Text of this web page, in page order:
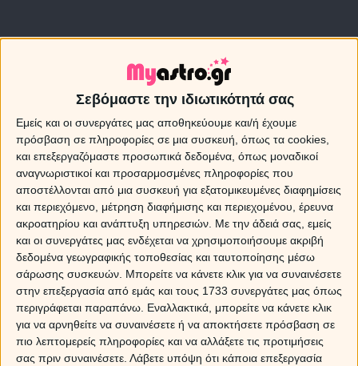
Σεβόμαστε την ιδιωτικότητά σας
Εμείς και οι συνεργάτες μας αποθηκεύουμε και/ή έχουμε
πρόσβαση σε πληροφορίες σε μια συσκευή, όπως τα cookies,
και επεξεργαζόμαστε προσωπικά δεδομένα, όπως μοναδικοί
αναγνωριστικοί και προσαρμοσμένες πληροφορίες που
αποστέλλονται από μια συσκευή για εξατομικευμένες διαφημίσεις
και περιεχόμενο, μέτρηση διαφήμισης και περιεχομένου, έρευνα
ακροατηρίου και ανάπτυξη υπηρεσιών. Με την άδειά σας, εμείς
και οι συνεργάτες μας ενδέχεται να χρησιμοποιήσουμε ακριβή
δεδομένα γεωγραφικής τοποθεσίας και ταυτοποίησης μέσω
σάρωσης συσκευών. Μπορείτε να κάνετε κλικ για να συναινέσετε
στην επεξεργασία από εμάς και τους 1733 συνεργάτες μας όπως
περιγράφεται παραπάνω. Εναλλακτικά, μπορείτε να κάνετε κλικ
για να αρνηθείτε να συναινέσετε ή να αποκτήσετε πρόσβαση σε
πιο λεπτομερείς πληροφορίες και να αλλάξετε τις προτιμήσεις
σας πριν συναινέσετε. Λάβετε υπόψη ότι κάποια επεξεργασία
A Β Γ Δ Ε Ζ Η Θ
Ι Κ Λ Μ Ν Ξ Ο Π
Ρ Σ Τ Υ Φ Χ Ψ Ω